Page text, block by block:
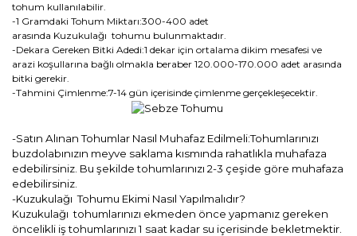
tohum kullanılabilir.
-1 Gramdaki Tohum Miktarı:300-400 adet
arasında Kuzukulağı tohumu bulunmaktadır.
-Dekara Gereken Bitki Adedi:1 dekar için ortalama dikim mesafesi ve
arazi koşullarına bağlı olmakla beraber 120.000-170.000 adet arasında
bitki gerekir.
-Tahmini Çimlenme:7-14 gün içerisinde çimlenme gerçekleşecektir.
-Satın Alınan Tohumlar Nasıl Muhafaz Edilmeli:Tohumlarınızı
buzdolabınızın meyve saklama kısmında rahatlıkla muhafaza
edebilirsiniz. Bu şekilde tohumlarınızı 2-3 çeşide göre muhafaza
edebilirsiniz.
-Kuzukulağı Tohumu Ekimi Nasıl Yapılmalıdır?
Kuzukulağı tohumlarınızı ekmeden önce yapmanız gereken
öncelikli iş tohumlarınızı 1 saat kadar su içerisinde bekletmektir.